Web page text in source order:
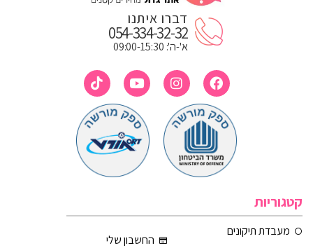
דברו איתנו
054-334-32-32
א'-ה': 09:00-15:30
קטגוריות
מעבדת תיקונים
החשבון שלי